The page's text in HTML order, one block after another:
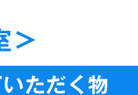
＞
ただく物